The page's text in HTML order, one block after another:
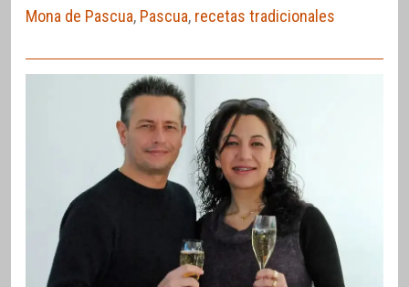
Mona de Pascua, Pascua, recetas tradicionales